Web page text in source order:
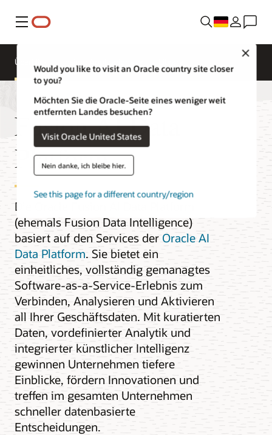
Menü
Would you like to visit an Oracle country site closer
to you?
Möchten Sie die Oracle-Seite eines weniger weit
entfernten Landes besuchen?
Visit Oracle United States
Nein danke, ich bleibe hier.
See this page for a different country/region
Überblick
Fusion AI Data
Platform
Die Oracle Fusion AI Data Platform
(ehemals Fusion Data Intelligence)
basiert auf den Services der Oracle AI
Data Platform. Sie bietet ein
einheitliches, vollständig gemanagtes
Software-as-a-Service-Erlebnis zum
Verbinden, Analysieren und Aktivieren
all Ihrer Geschäftsdaten. Mit kuratierten
Daten, vordefinierter Analytik und
integrierter künstlicher Intelligenz
gewinnen Unternehmen tiefere
Einblicke, fördern Innovationen und
treffen im gesamten Unternehmen
schneller datenbasierte
Entscheidungen.